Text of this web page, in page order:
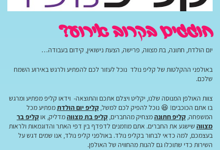
חוגגים בקרוב אירוע?
יום הולדת, חתונה, בת מצווה, פרישה, הצעת נישואין, קידום בעבודה…
באולפני ההקלטות של קליפ נולד נוכל לעזור לכם להפתיע ולרגש באירוע השמח
שלכם.
צוות האולפן המנוסה שלנו, יקליט ויצלם אתכם והתוצאה- וידאו קליפ מפתיע ומרגש
בו אתם הכוכבים! 😆 נוכל להפיק לכם למשל, קליפ יום הולדתמפתיע מכל
המשפחה, קליפ חתונהמצחיק מהחברים, קליפ בת מצווהמדליק, או קליפ בר
מצווה שישגע את החברים. אתם מוזמנים לדפדף בין דפי האתר והדוגמאות ולראות
בעצמכם, למה כדאי לבחור בקליפ נולד. באולפני קליפ נולד, אנו שמים דגש על
השירות כדי שתוכלו גם להנות מהחוויה של האולפן.